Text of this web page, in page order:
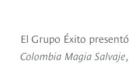
El Grupo Éxito presentó
Colombia Magia Salvaje,